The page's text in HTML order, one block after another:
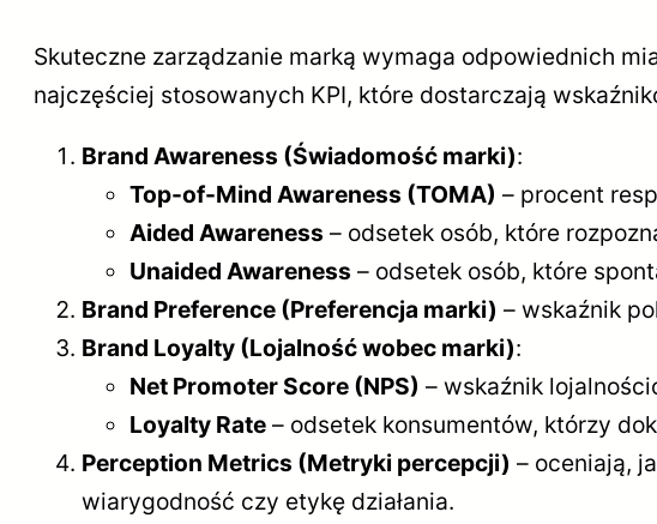
Skuteczne zarządzanie marką wymaga odpowiednich
najczęściej stosowanych KPI, które dostarczają
Brand Awareness (Świadomość marki):
Top-of-Mind Awareness (TOMA) – procent
Aided Awareness – odsetek osób, które
Unaided Awareness – odsetek osób, które
Brand Preference (Preferencja marki) – wskaźnik
Brand Loyalty (Lojalność wobec marki):
Net Promoter Score (NPS) – wskaźnik
Loyalty Rate – odsetek konsumentów, którzy
Perception Metrics (Metryki percepcji) – oceniają,
wiarygodność czy etykę działania.